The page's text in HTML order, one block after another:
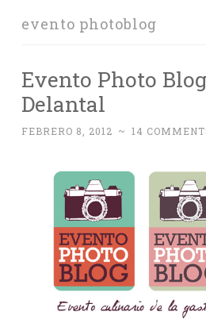
evento photoblog
Evento Photo
Delantal
FEBRERO 8, 2012 ~ 14